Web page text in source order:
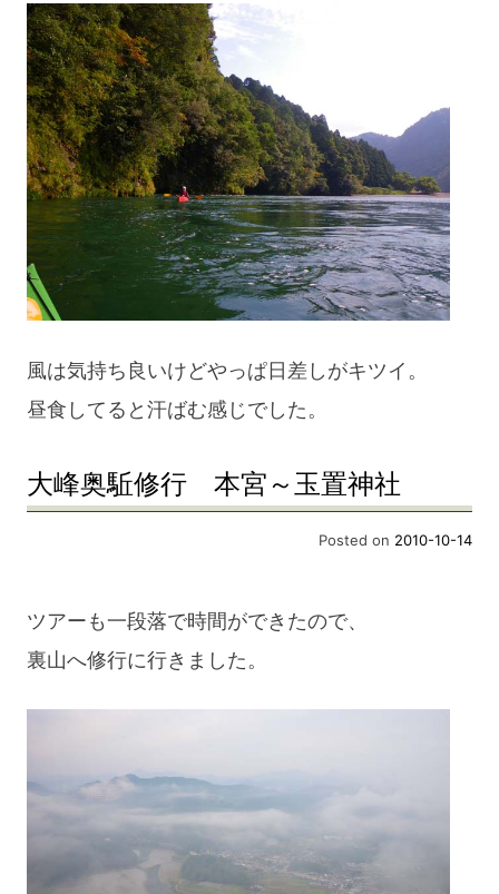
風は気持ち良いけどやっぱ日差しがキツイ。
昼食してると汗ばむ感じでした。
大峰奥駈修行 本宮～玉置神社
Posted on 2010-10-14
ツアーも一段落で時間ができたので、
裏山へ修行に行きました。